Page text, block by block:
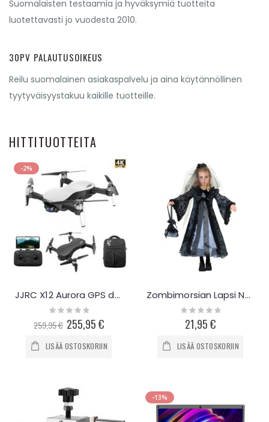
Suomalaisten testaamia ja hyväksymiä tuotteita
luotettavasti jo vuodesta 2010.
30PV PALAUTUSOIKEUS
Reilu suomalainen asiakaspalvelu ja aina käytännöllinen
tyytyväisyystakuu kaikille tuotteille.
HITTITUOTTEITA
-2%
JJRC X12 Aurora GPS drone 3-akseli gimbaalilla
Rating:
259,95 € Special
Price
255,95 €
LISÄÄ OSTOSKORIIN
Zombimorsian Lapsi Naamiaisasu
Rating:
0%
21,95 €
LISÄÄ OSTOSKORIIN
-13%